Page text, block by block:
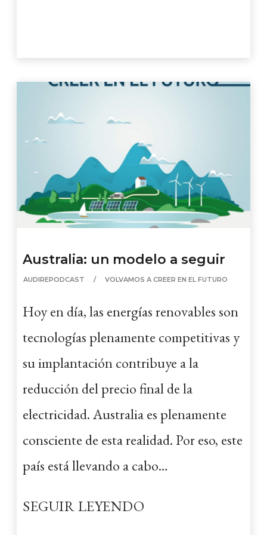
Australia: un modelo a seguir
AUDIREPODCAST VOLVAMOS A CREER EN EL FUTURO
Hoy en día, las energías renovables son
tecnologías plenamente competitivas y
su implantación contribuye a la
reducción del precio final de la
electricidad. Australia es plenamente
consciente de esta realidad. Por eso, este
país está llevando a cabo…
SEGUIR LEYENDO